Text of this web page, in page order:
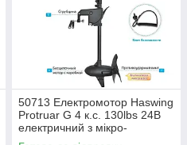
50713 Електромотор Haswing
Protruar G 4 к.с. 130lbs 24В
електричний з мікро-
ступінчатою регулюванням